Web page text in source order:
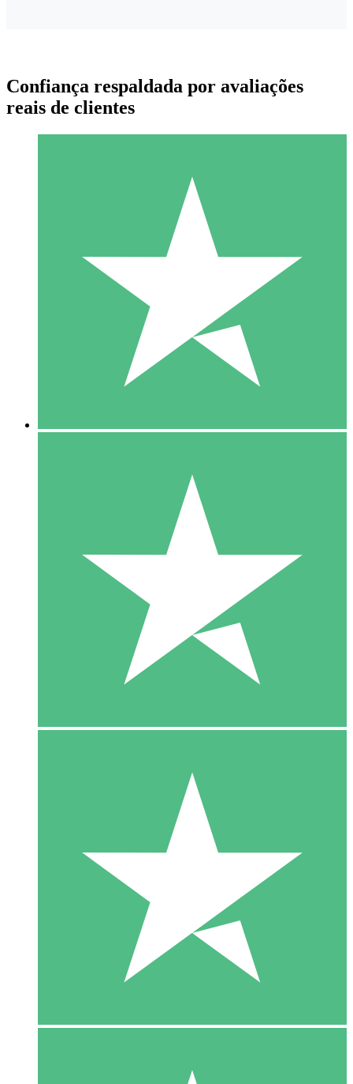
Pacotes de Créditos Individuais
Pague conforme o uso com créditos de download. Sem
1000
10 Downloads
20 00
Confiança respaldada por avaliações
reais de clientes